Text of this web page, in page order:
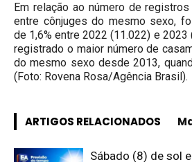
Em relação ao número de
entre cônjuges do mesmo sexo,
de 1,6% entre 2022 (11.022) e 2023
registrado o maior número de
do mesmo sexo desde 2013,
(Foto: Rovena Rosa/Agência Brasil).
ARTIGOS RELACIONADOS
Sábado (8) de sol